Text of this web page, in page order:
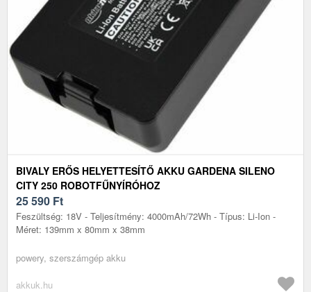
BIVALY ERŐS HELYETTESÍTŐ AKKU GARDENA SILENO
CITY 250 ROBOTFŰNYÍRÓHOZ
25 590 Ft
Feszültség: 18V - Teljesítmény: 4000mAh/72Wh - Típus: Li-Ion -
Méret: 139mm x 80mm x 38mm
powery, szerszámgép akku
akkuk.hu